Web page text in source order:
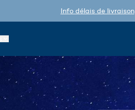
Info délais de livraison